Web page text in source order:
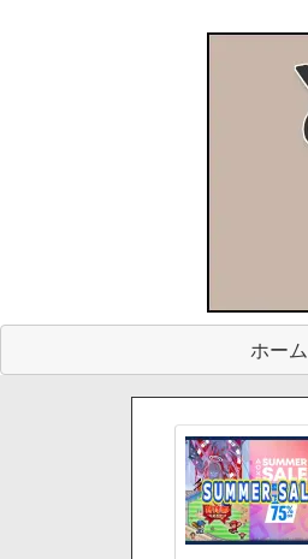
ホーム